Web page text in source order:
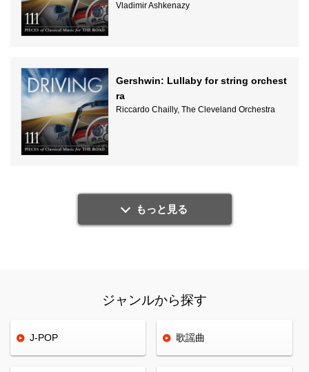
もっと見る
Vladimir Ashkenazy
Gershwin: Lullaby for string orchest
ra
Riccardo Chailly, The Cleveland Orchestra
ジャンルから探す
J-POP 歌謡曲